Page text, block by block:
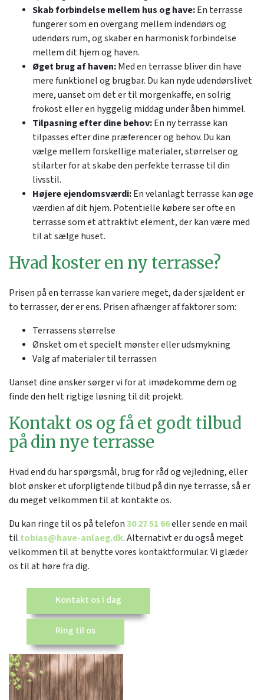
Skab forbindelse mellem hus og have:En terrasse
fungerer som en overgang mellem indendørs og
udendørs rum, og skaber en harmonisk forbindelse
mellem dit hjem og haven.
Øget brug af haven:Med en terrasse bliver din have
mere funktionel og brugbar. Du kan nyde udendørslivet
mere, uanset om det er til morgenkaffe, en solrig
frokost eller en hyggelig middag under åben himmel.
Tilpasning efter dine behov:En ny terrasse kan
tilpasses efter dine præferencer og behov. Du kan
vælge mellem forskellige materialer, størrelser og
stilarter for at skabe den perfekte terrasse til din
livsstil.
Højere ejendomsværdi:En velanlagt terrasse kan øge
værdien af dit hjem. Potentielle købere ser ofte en
terrasse som et attraktivt element, der kan være med
til at sælge huset.
Hvad koster en ny terrasse?
Prisen på en terrasse kan variere meget, da der sjældent er
to terrasser, der er ens. Prisen afhænger af faktorer som:
Terrassens størrelse
Ønsket om et specielt mønster eller udsmykning
Valg af materialer til terrassen
Uanset dine ønsker sørger vi for at imødekomme dem og
finde den helt rigtige løsning til dit projekt.
Kontakt os og få et godt tilbud
på din nye terrasse
Hvad end du har spørgsmål, brug for råd og vejledning, eller
blot ønsker et uforpligtende tilbud på din nye terrasse, så er
du meget velkommen til at kontakte os.
Du kan ringe til os på telefon30 27 51 66eller sende en mail
til tobias@have-anlaeg.dk. Alternativt er du også meget
velkommen til at benytte vores kontaktformular. Vi glæder
os til at høre fra dig.
Kontakt os i dag
Ring til os